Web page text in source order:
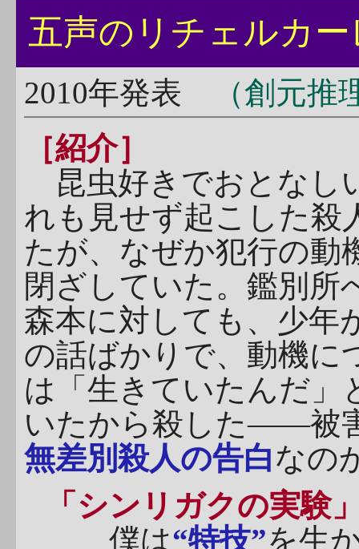
五声のリチェル
2010年発表
（創元推
［紹介］
昆虫好きでおとなし
れも見せず起こした殺
たが、なぜか犯行の動
閉ざしていた。鑑別所
森本に対しても、少年
の話ばかりで、動機に
は「生きていたんだ」
いたから殺した――被
無差別殺人の告白なの
「シンリガクの実験
僕は“特技”を生